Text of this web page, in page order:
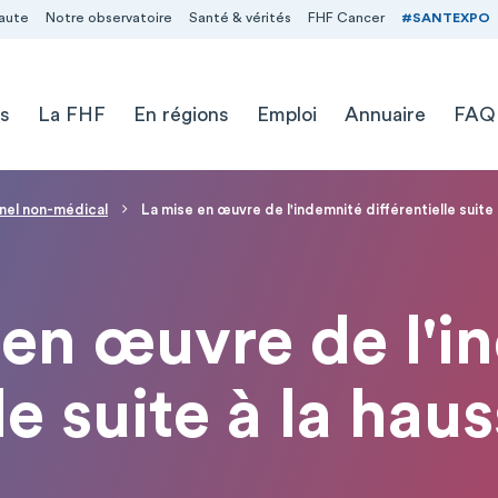
Notre observatoire Santé & vérités FHF Cancer #SANTEXPO
La FHF En régions Emploi Annuaire
non-médical La mise en œuvre de l'indemnité différentielle suite
en œuvre de
suite à la